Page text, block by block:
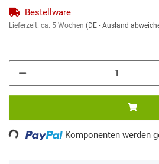
Bestellware
Lieferzeit: ca. 5 Wochen (DE - Ausland
Komponenten werden